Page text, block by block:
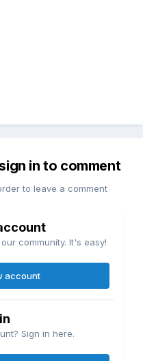
in to comment
to leave a comment
community. It's easy!
account
Sign in here.